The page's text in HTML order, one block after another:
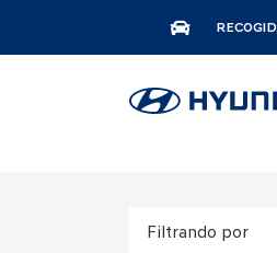
Filtrando por